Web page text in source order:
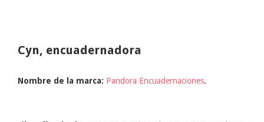
Cyn, encuadernadora
Nombre de la marca: Pandora Encuadernaciones.